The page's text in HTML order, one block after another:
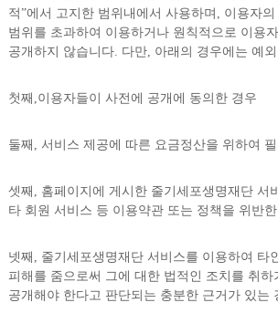
적”에서 고지한 범위내에서 사용하며, 이용자
범위를 초과하여 이용하거나 원칙적으로 이용
공개하지 않습니다. 다만, 아래의 경우에는 예
첫째,이용자들이 사전에 공개에 동의한 경우
둘째, 서비스 제공에 따른 요금정산을 위하여
셋째, 홈페이지에 게시한 줄기세포생명재단 서
타 회원 서비스 등 이용약관 또는 정책을 위반
넷째, 줄기세포생명재단 서비스를 이용하여 타
피해를 줌으로써 그에 대한 법적인 조치를 취하
공개해야 한다고 판단되는 충분한 근거가 있는